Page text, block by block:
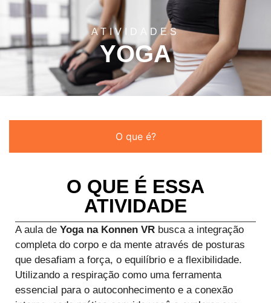
ATIVIDADES
YOGA
O que é?
O QUE É ESSA
ATIVIDADE
A aula de Yoga na Konnen VR busca a integração
completa do corpo e da mente através de posturas
que desafiam a força, o equilíbrio e a flexibilidade.
Utilizando a respiração como uma ferramenta
essencial para o autoconhecimento e a conexão